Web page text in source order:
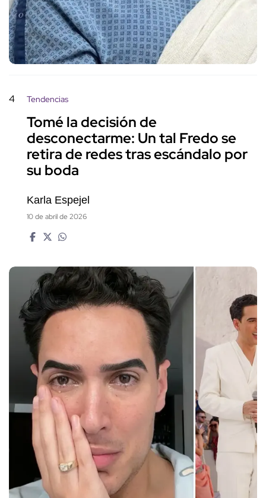
4 Tendencias
Tomé la decisión de
desconectarme: Un tal Fredo se
retira de redes tras escándalo por
su boda
Karla Espejel
10 de abril de 2026